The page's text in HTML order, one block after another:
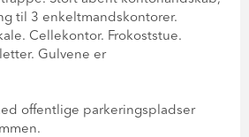
til 3 enkeltmandskontorer.
Cellekontor. Frokoststue.
Gulvene er
offentlige parkeringspladser